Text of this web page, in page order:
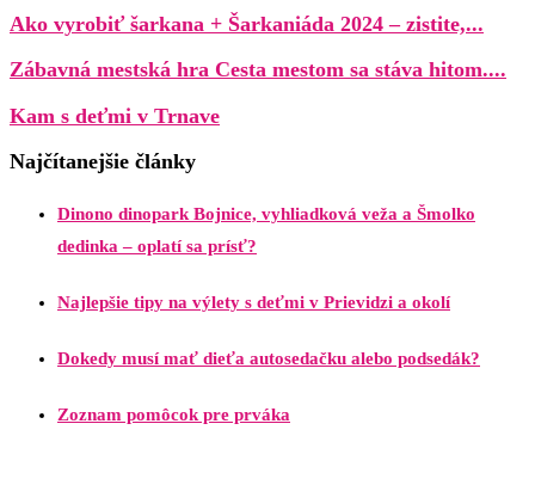
Ako vyrobiť šarkana + Šarkaniáda 2024 – zistite,...
Zábavná mestská hra Cesta mestom sa stáva hitom....
Kam s deťmi v Trnave
Najčítanejšie články
Dinono dinopark Bojnice, vyhliadková veža a Šmolko
dedinka – oplatí sa prísť?
Najlepšie tipy na výlety s deťmi v Prievidzi a okolí
Dokedy musí mať dieťa autosedačku alebo podsedák?
Zoznam pomôcok pre prváka